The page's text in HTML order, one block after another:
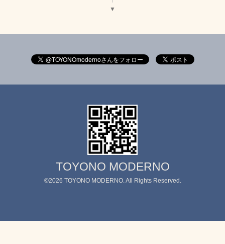
▼
TOYONO MODERNO
©2026 TOYONO MODERNO. All Rights Reserved.